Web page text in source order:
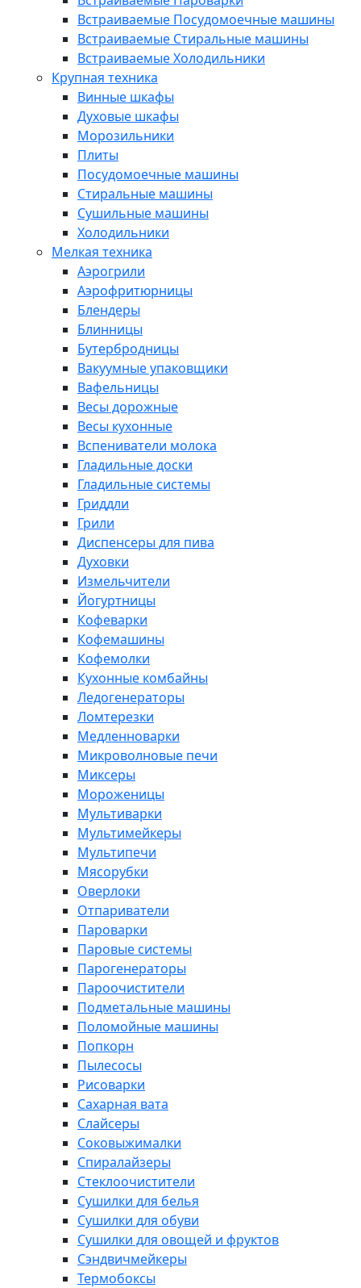
Встраиваемые Посудомоечные машины
Встраиваемые Стиральные машины
Встраиваемые Холодильники
Крупная техника
Винные шкафы
Духовые шкафы
Морозильники
Плиты
Посудомоечные машины
Стиральные машины
Сушильные машины
Холодильники
Мелкая техника
Аэрогрили
Аэрофритюрницы
Блендеры
Блинницы
Бутербродницы
Вакуумные упаковщики
Вафельницы
Весы дорожные
Весы кухонные
Вспениватели молока
Гладильные доски
Гладильные системы
Гриддли
Грили
Диспенсеры для пива
Духовки
Измельчители
Йогуртницы
Кофеварки
Кофемашины
Кофемолки
Кухонные комбайны
Ледогенераторы
Ломтерезки
Медленноварки
Микроволновые печи
Миксеры
Мороженицы
Мультиварки
Мультимейкеры
Мультипечи
Мясорубки
Оверлоки
Отпариватели
Пароварки
Паровые системы
Парогенераторы
Пароочистители
Подметальные машины
Поломойные машины
Попкорн
Пылесосы
Рисоварки
Сахарная вата
Слайсеры
Соковыжималки
Спиралайзеры
Стеклоочистители
Сушилки для белья
Сушилки для обуви
Сушилки для овощей и фруктов
Сэндвичмейкеры
Термобоксы